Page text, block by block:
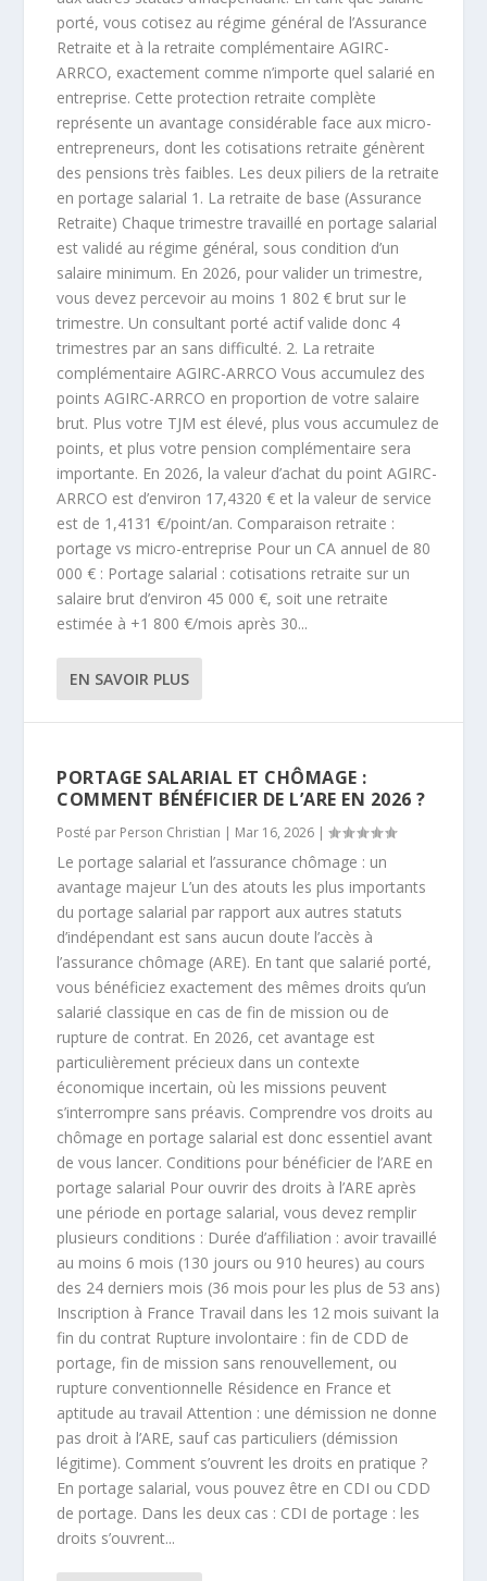
porté, vous cotisez au régime général de l’Assurance
Retraite et à la retraite complémentaire AGIRC-
ARRCO, exactement comme n’importe quel salarié en
entreprise. Cette protection retraite complète
représente un avantage considérable face aux micro-
entrepreneurs, dont les cotisations retraite génèrent
des pensions très faibles. Les deux piliers de la retraite
en portage salarial 1. La retraite de base (Assurance
Retraite) Chaque trimestre travaillé en portage salarial
est validé au régime général, sous condition d’un
salaire minimum. En 2026, pour valider un trimestre,
vous devez percevoir au moins 1 802 € brut sur le
trimestre. Un consultant porté actif valide donc 4
trimestres par an sans difficulté. 2. La retraite
complémentaire AGIRC-ARRCO Vous accumulez des
points AGIRC-ARRCO en proportion de votre salaire
brut. Plus votre TJM est élevé, plus vous accumulez de
points, et plus votre pension complémentaire sera
importante. En 2026, la valeur d’achat du point AGIRC-
ARRCO est d’environ 17,4320 € et la valeur de service
est de 1,4131 €/point/an. Comparaison retraite :
portage vs micro-entreprise Pour un CA annuel de 80
000 € : Portage salarial : cotisations retraite sur un
salaire brut d’environ 45 000 €, soit une retraite
estimée à +1 800 €/mois après 30...
EN SAVOIR PLUS
PORTAGE SALARIAL ET CHÔMAGE :
COMMENT BÉNÉFICIER DE L’ARE EN 2026 ?
Posté par Person Christian | Mar 16, 2026 |
Le portage salarial et l’assurance chômage : un
avantage majeur L’un des atouts les plus importants
du portage salarial par rapport aux autres statuts
d’indépendant est sans aucun doute l’accès à
l’assurance chômage (ARE). En tant que salarié porté,
vous bénéficiez exactement des mêmes droits qu’un
salarié classique en cas de fin de mission ou de
rupture de contrat. En 2026, cet avantage est
particulièrement précieux dans un contexte
économique incertain, où les missions peuvent
s’interrompre sans préavis. Comprendre vos droits au
chômage en portage salarial est donc essentiel avant
de vous lancer. Conditions pour bénéficier de l’ARE en
portage salarial Pour ouvrir des droits à l’ARE après
une période en portage salarial, vous devez remplir
plusieurs conditions : Durée d’affiliation : avoir travaillé
au moins 6 mois (130 jours ou 910 heures) au cours
des 24 derniers mois (36 mois pour les plus de 53 ans)
Inscription à France Travail dans les 12 mois suivant la
fin du contrat Rupture involontaire : fin de CDD de
portage, fin de mission sans renouvellement, ou
rupture conventionnelle Résidence en France et
aptitude au travail Attention : une démission ne donne
pas droit à l’ARE, sauf cas particuliers (démission
légitime). Comment s’ouvrent les droits en pratique ?
En portage salarial, vous pouvez être en CDI ou CDD
de portage. Dans les deux cas : CDI de portage : les
droits s’ouvrent...